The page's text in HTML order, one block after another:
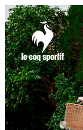
【繳款方式說明】
1.分期款項不併入電信帳
醒簡訊。
2.透過簡訊連結打開帳單
帳／街口支付／iPASS
【注意事項】
1.本服務係由「台灣大哥
用戶於交易時，得透過本
買賣價金債權讓與本公司
2.基於同意付款使用「大
資料（包含姓名、電話或
由本公司與您本人進行分
3.完整用戶服務條款，請
【「AFTEE先享後付」結
１．於結帳方式選擇「
結帳頁面，進行簡訊認證
２．訂單成立數日內，您
３．收到繳費通知簡訊後
ATM／網路銀行／等多元
※ 請注意：結帳手續完成
購買商品的店家。未經商
後付繳納相關費用。
※ 交易是否成功請以「
是否繳費成功／繳費後需
客戶支援中心」https://
全家取貨付款
免運費
付款後全家取貨
免運費
萊爾富取貨付款
免運費
付款後萊爾富取貨